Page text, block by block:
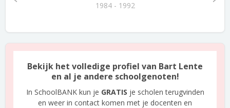
1984 - 1992
Bekijk het volledige profiel van Bart Lente
en al je andere schoolgenoten!
In SchoolBANK kun je GRATIS je scholen terugvinden
en weer in contact komen met je docenten en